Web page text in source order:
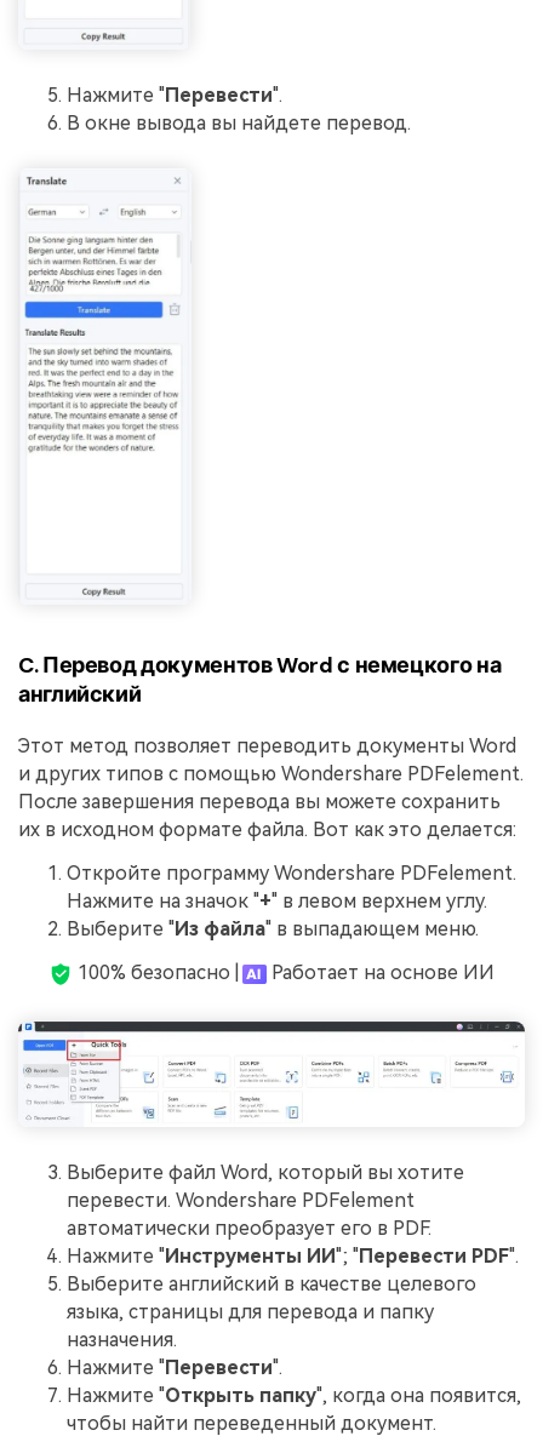
Нажмите "Перевести".
В окне вывода вы найдете перевод.
C. Перевод документов Word с немецкого на
английский
Этот метод позволяет переводить документы Word
и других типов с помощью Wondershare PDFelement.
После завершения перевода вы можете сохранить
их в исходном формате файла. Вот как это делается:
Откройте программу Wondershare PDFelement.
Нажмите на значок "+" в левом верхнем углу.
Выберите "Из файла" в выпадающем меню.
100% безопасно |
Работает на основе ИИ
Выберите файл Word, который вы хотите
перевести. Wondershare PDFelement
автоматически преобразует его в PDF.
Нажмите "Инструменты ИИ"; "Перевести PDF".
Выберите английский в качестве целевого
языка, страницы для перевода и папку
назначения.
Нажмите "Перевести".
Нажмите "Открыть папку", когда она появится,
чтобы найти переведенный документ.